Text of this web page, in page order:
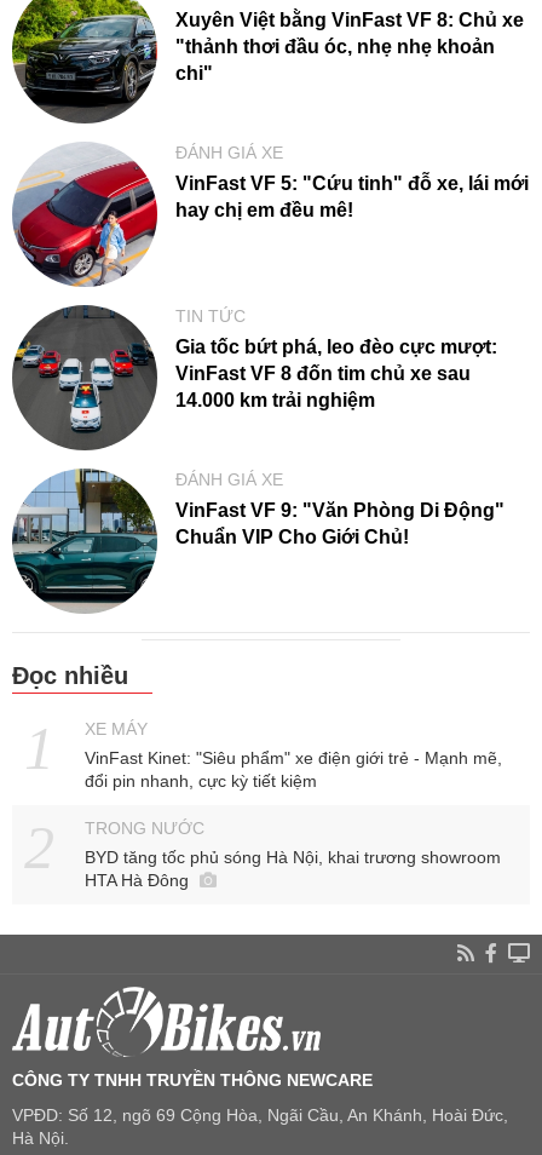
Xuyên Việt bằng VinFast VF 8: Chủ xe
"thảnh thơi đầu óc, nhẹ nhẹ khoản
chi"
ĐÁNH GIÁ XE
VinFast VF 5: "Cứu tinh" đỗ xe, lái mới
hay chị em đều mê!
TIN TỨC
Gia tốc bứt phá, leo đèo cực mượt:
VinFast VF 8 đốn tim chủ xe sau
14.000 km trải nghiệm
ĐÁNH GIÁ XE
VinFast VF 9: "Văn Phòng Di Động"
Chuẩn VIP Cho Giới Chủ!
Đọc nhiều
XE MÁY
VinFast Kinet: "Siêu phẩm" xe điện giới trẻ - Mạnh mẽ,
đổi pin nhanh, cực kỳ tiết kiệm
TRONG NƯỚC
BYD tăng tốc phủ sóng Hà Nội, khai trương showroom
HTA Hà Đông
CÔNG TY TNHH TRUYỀN THÔNG NEWCARE
VPĐD: Số 12, ngõ 69 Cộng Hòa, Ngãi Cầu, An Khánh, Hoài Đức,
Hà Nội.